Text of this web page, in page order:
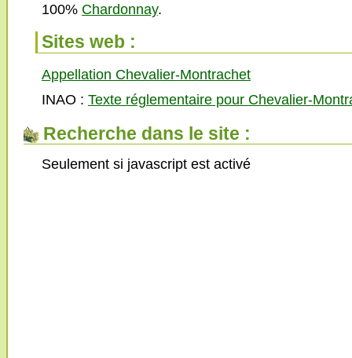
100% Chardonnay.
Sites web :
Appellation Chevalier-Montrachet
INAO : Texte réglementaire pour Chevalier-
Recherche dans le site :
Seulement si javascript est activé